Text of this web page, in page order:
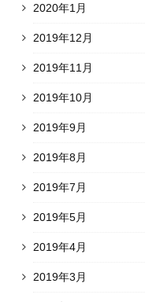
2020年1月
2019年12月
2019年11月
2019年10月
2019年9月
2019年8月
2019年7月
2019年5月
2019年4月
2019年3月